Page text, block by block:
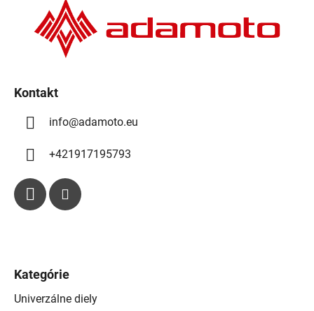
Kontakt
info@adamoto.eu
+421917195793
Kategórie
Univerzálne diely